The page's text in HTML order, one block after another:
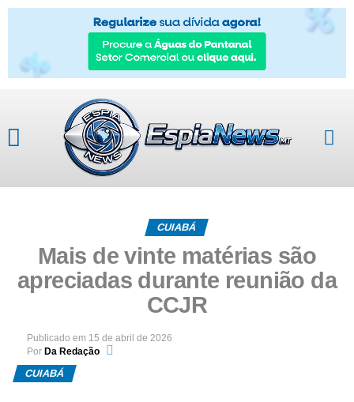
CUIABÁ
Mais de vinte matérias são
apreciadas durante reunião da
CCJR
Publicado em 15 de abril de 2026
Por Da Redação
CUIABÁ